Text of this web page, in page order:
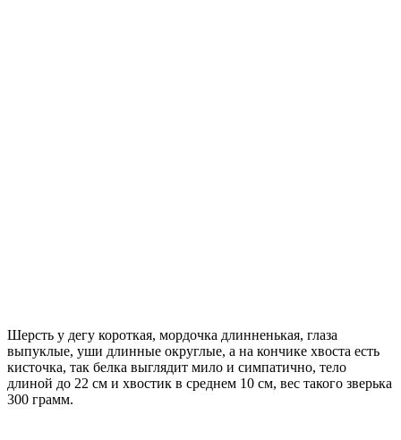
Шерсть у дегу короткая, мордочка длинненькая, глаза
выпуклые, уши длинные округлые, а на кончике хвоста есть
кисточка, так белка выглядит мило и симпатично, тело
длиной до 22 см и хвостик в среднем 10 см, вес такого зверька
300 грамм.